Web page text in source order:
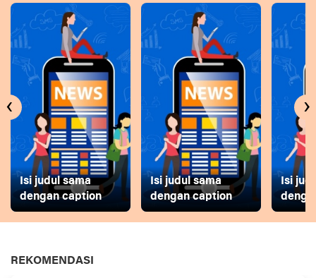
Isi judul sama
dengan caption
Isi judul sama
dengan caption
Isi
‹ ›
REKOMENDASI